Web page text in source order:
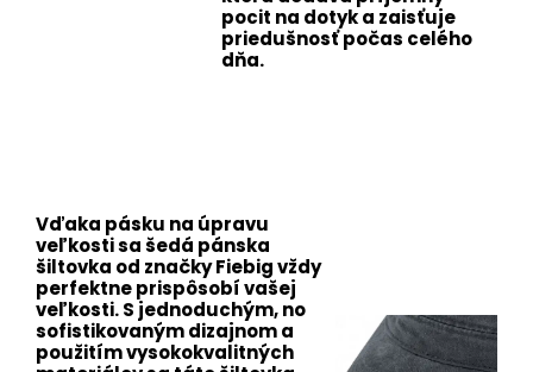
pocit na dotyk a zaisťuje
priedušnosť počas celého
dňa.
Vďaka pásku na úpravu
veľkosti sa šedá pánska
šiltovka od značky Fiebig vždy
perfektne prispôsobí vašej
veľkosti. S jednoduchým, no
sofistikovaným dizajnom a
použitím vysokokvalitných